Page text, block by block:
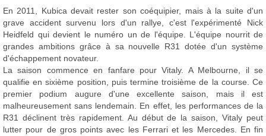
En 2011, Kubica devait rester son coéquipier, mais à la suite d'un
grave accident survenu lors d'un rallye, c'est l'expérimenté Nick
Heidfeld qui devient le numéro un de l'équipe. L'équipe nourrit de
grandes ambitions grâce à sa nouvelle R31 dotée d'un système
d'échappement novateur.
La saison commence en fanfare pour Vitaly. A Melbourne, il se
qualifie en sixième position, puis termine troisième de la course. Ce
premier podium augure d'une excellente saison, mais il est
malheureusement sans lendemain. En effet, les performances de la
R31 déclinent très rapidement. Au début de la saison, Vitaly peut
lutter pour de gros points avec les Ferrari et les Mercedes. En fin